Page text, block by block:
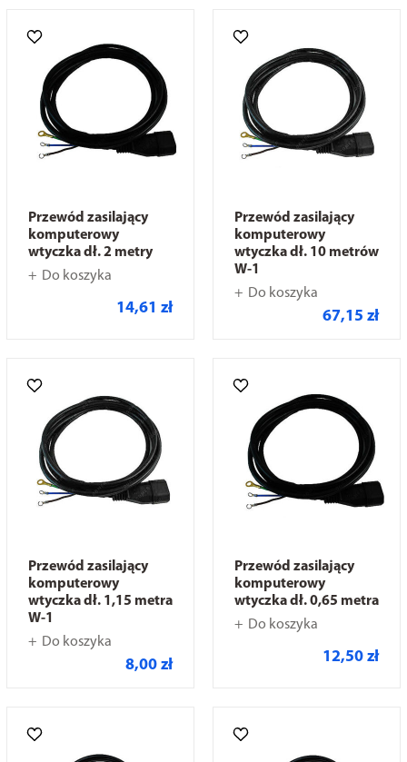
Przewód zasilający
komputerowy
wtyczka dł. 2 metry
Do koszyka
14,61 zł
Przewód zasilający
komputerowy
wtyczka dł. 10 metrów
W-1
Do koszyka
67,15 zł
Przewód zasilający
komputerowy
wtyczka dł. 1,15 metra
W-1
Do koszyka
8,00 zł
Przewód zasilający
komputerowy
wtyczka dł. 0,65 metra
Do koszyka
12,50 zł